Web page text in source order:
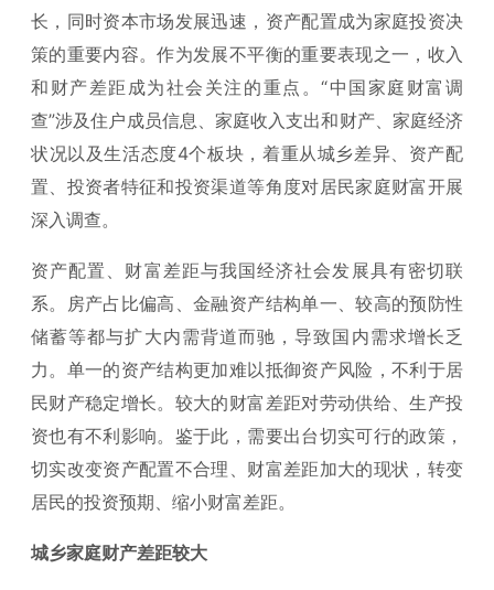
长，同时资本市场发展迅速，资产配置成为家庭投资决
策的重要内容。作为发展不平衡的重要表现之一，收入
和财产差距成为社会关注的重点。“中国家庭财富调
查”涉及住户成员信息、家庭收入支出和财产、家庭经济
状况以及生活态度4个板块，着重从城乡差异、资产配
置、投资者特征和投资渠道等角度对居民家庭财富开展
深入调查。
资产配置、财富差距与我国经济社会发展具有密切联
系。房产占比偏高、金融资产结构单一、较高的预防性
储蓄等都与扩大内需背道而驰，导致国内需求增长乏
力。单一的资产结构更加难以抵御资产风险，不利于居
民财产稳定增长。较大的财富差距对劳动供给、生产投
资也有不利影响。鉴于此，需要出台切实可行的政策，
切实改变资产配置不合理、财富差距加大的现状，转变
居民的投资预期、缩小财富差距。
城乡家庭财产差距较大